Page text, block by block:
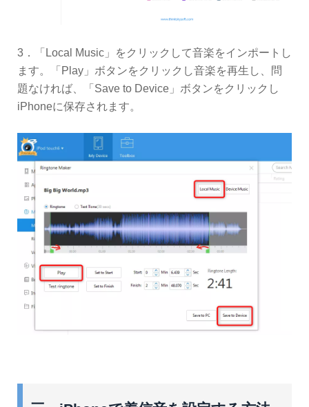
3．「Local Music」をクリックして音楽をインポートし
ます。「Play」ボタンをクリックし音楽を再生し、問
題なければ、「Save to Device」ボタンをクリックし
iPhoneに保存されます。